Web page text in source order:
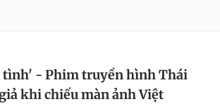
khoản
tình' - Phim truyền hình Thái
khi chiếu màn ảnh Việt